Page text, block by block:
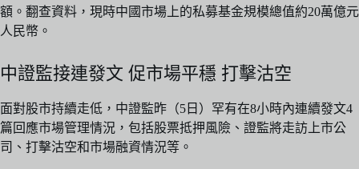
額。翻查資料，現時中國市場上的私募基金規模總值約20萬億元
人民幣。
中證監接連發文 促市場平穩 打擊沽空
面對股市持續走低，中證監昨（5日）罕有在8小時內連續發文4
篇回應市場管理情況，包括股票抵押風險、證監將走訪上市公
司、打擊沽空和市場融資情況等。